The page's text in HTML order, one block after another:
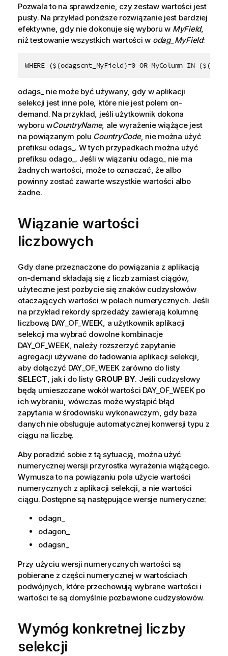
Pozwala to na sprawdzenie, czy zestaw wartości jest
pusty. Na przykład poniższe rozwiązanie jest bardziej
efektywne, gdy nie dokonuje się wyboru w MyField,
niż testowanie wszystkich wartości w odag_MyField:
WHERE ($(odagscnt_MyField)=0 OR MyColumn IN
odags_ nie może być używany, gdy w aplikacji
selekcji jest inne pole, które nie jest polem on-
demand. Na przykład, jeśli użytkownik dokona
wyboru wCountryName, ale wyrażenie wiążące jest
na powiązanym polu CountryCode, nie można użyć
prefiksu odags_ . W tych przypadkach można użyć
prefiksu odago_ . Jeśli w wiązaniu odago_ nie ma
żadnych wartości, może to oznaczać, że albo
powinny zostać zawarte wszystkie wartości albo
żadne.
Wiązanie wartości
liczbowych
Gdy dane przeznaczone do powiązania z aplikacją
on-demand składają się z liczb zamiast ciągów,
użyteczne jest pozbycie się znaków cudzysłowów
otaczających wartości w polach numerycznych. Jeśli
na przykład rekordy sprzedaży zawierają kolumnę
liczbową DAY_OF_WEEK, a użytkownik aplikacji
selekcji ma wybrać dowolne kombinacje
DAY_OF_WEEK, należy rozszerzyć zapytanie
agregacji używane do ładowania aplikacji selekcji,
aby dołączyć DAY_OF_WEEK zarówno do listy
SELECT, jak i do listy GROUP BY. Jeśli cudzysłowy
będą umieszczane wokół wartości DAY_OF_WEEKpo
ich wybraniu, wówczas może wystąpić błąd
zapytania w środowisku wykonawczym, gdy baza
danych nie obsługuje automatycznej konwersji typu z
ciągu na liczbę.
Aby poradzić sobie z tą sytuacją, można użyć
numerycznej wersji przyrostka wyrażenia wiążącego.
Wymusza to na powiązaniu pola użycie wartości
numerycznych z aplikacji selekcji, a nie wartości
ciągu. Dostępne są następujące wersje numeryczne:
odagn_
odagon_
odagsn_
Przy użyciu wersji numerycznych wartości są
pobierane z części numerycznej w wartościach
podwójnych, które przechowują wybrane wartości i
wartości te są domyślnie pozbawione cudzysłowów.
Wymóg konkretnej liczby
selekcji